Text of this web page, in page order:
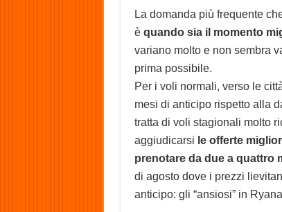
La domanda più frequente
è quando sia il momento
variano molto e non sembra
prima possibile.
Per i voli normali, verso le
mesi di anticipo rispetto alla
tratta di voli stagionali molto
aggiudicarsi le offerte
prenotare da due a quattro
di agosto dove i prezzi
anticipo: gli “ansiosi” in